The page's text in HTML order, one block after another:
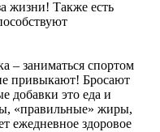
жизни! Также есть
– заниматься спортом
привыкают! Бросают
добавки это еда и
«правильные» жиры,
ежедневное здоровое